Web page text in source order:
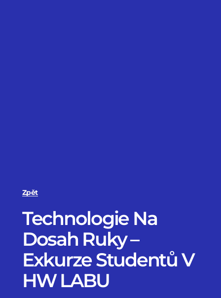
Zpět
Technologie Na
Dosah Ruky –
Exkurze Studentů V
HW LABU